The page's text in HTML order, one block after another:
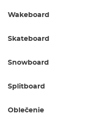
Wakeboard
Skateboard
Snowboard
Splitboard
Oblečenie
výpredaj
Zobraziť filtre